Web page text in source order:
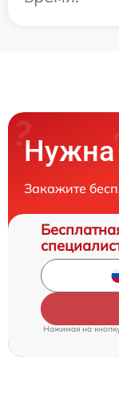
Нужна
Закажите
Нажимая на